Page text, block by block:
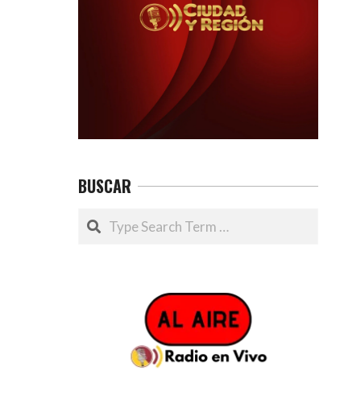
BUSCAR
Search